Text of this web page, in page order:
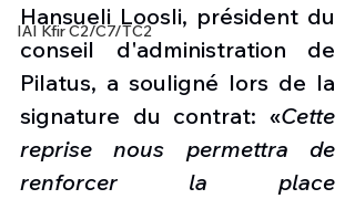
IAI Kfir C2/C7/TC2
Hansueli Loosli, président du
conseil d'administration de
Pilatus, a souligné lors de la
signature du contrat: «Cette
reprise nous permettra de
renforcer la place